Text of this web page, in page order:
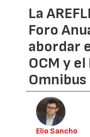
La
Foro
abordar
OCM y
Elio Sancho